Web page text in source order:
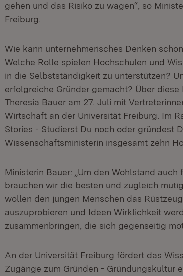
gehen und das Risiko zu wagen“, so
Freiburg.
Wie kann unternehmerisches Denken
Welche Rolle spielen Hochschulen und
in die Selbstständigkeit zu unterstützen?
erfolgreiche Gründer gemacht? Über
Theresia Bauer am 27. Juli mit
Wirtschaft an der Universität Freiburg. Im
Stories - Studierst Du noch oder gründest
Wissenschaftsministerin insgesamt zehn
Ministerin Bauer: „Um den Wohlstand
brauchen wir die besten und zugleich
wollen den jungen Menschen das
auszuprobieren und Ideen Wirklichkeit
zusammenbringen, die sich gegenseitig
An der Universität Freiburg fördert das
Zugänge zum Gründen - Gründungskultur